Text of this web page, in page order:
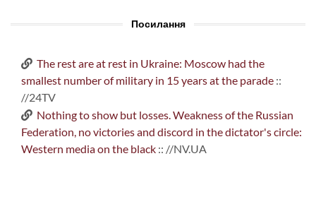
Посилання
The rest are at rest in Ukraine: Moscow had the
smallest number of military in 15 years at the parade ::
//24TV
Nothing to show but losses. Weakness of the Russian
Federation, no victories and discord in the dictator's circle:
Western media on the black :: //NV.UA